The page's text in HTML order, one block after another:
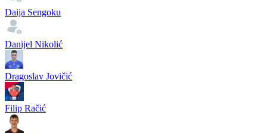
Daija Sengoku
Danijel Nikolić
Dragoslav Jovičić
Filip Račić